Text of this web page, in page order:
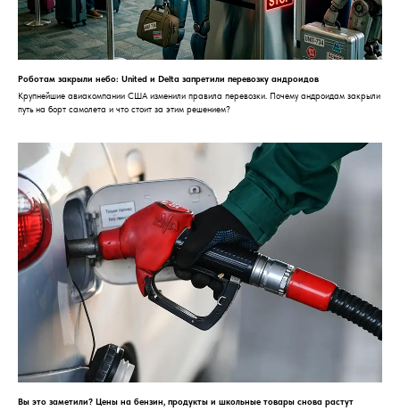
Роботам закрыли небо: United и Delta запретили перевозку андроидов
Крупнейшие авиакомпании США изменили правила перевозки. Почему андроидам закрыли
путь на борт самолета и что стоит за этим решением?
Вы это заметили? Цены на бензин, продукты и школьные товары снова растут